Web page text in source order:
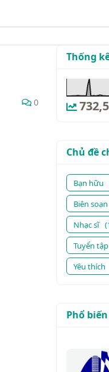
0
Thống
Chủ đề
Bạn hữu
Biên soạn
Nhạc sĩ
Tuyển tập
Yêu thích
Phổ